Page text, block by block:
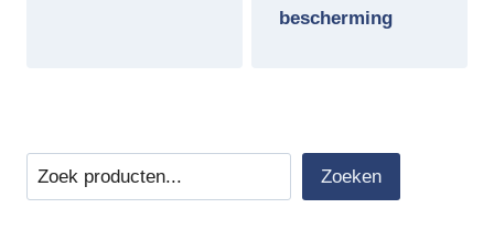
bescherming
Zoeken Zoeken